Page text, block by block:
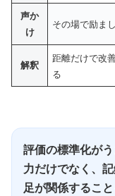
声か
け
その場で励ま
解釈
距離だけで改
る
評価の標準化が
力だけでなく、
足が関係すること